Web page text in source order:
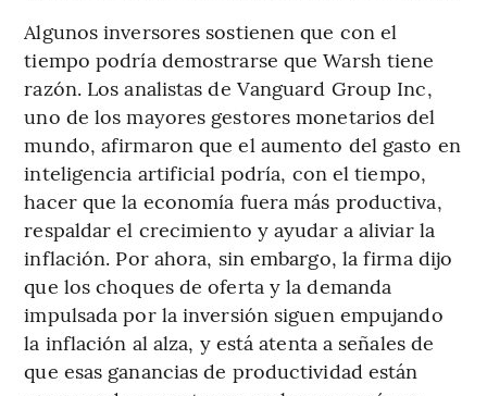
Algunos inversores sostienen que con el
tiempo podría demostrarse que Warsh tiene
razón. Los analistas de Vanguard Group Inc,
uno de los mayores gestores monetarios del
mundo, afirmaron que el aumento del gasto en
inteligencia artificial podría, con el tiempo,
hacer que la economía fuera más productiva,
respaldar el crecimiento y ayudar a aliviar la
inflación. Por ahora, sin embargo, la firma dijo
que los choques de oferta y la demanda
impulsada por la inversión siguen empujando
la inflación al alza, y está atenta a señales de
que esas ganancias de productividad están